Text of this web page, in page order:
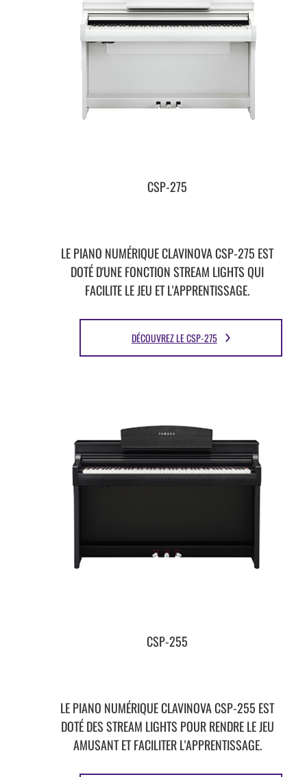
CSP-275
LE PIANO NUMÉRIQUE CLAVINOVA CSP-275 EST
DOTÉ D'UNE FONCTION STREAM LIGHTS QUI
FACILITE LE JEU ET L'APPRENTISSAGE.
DÉCOUVREZ LE CSP-275
CSP-255
LE PIANO NUMÉRIQUE CLAVINOVA CSP-255 EST
DOTÉ DES STREAM LIGHTS POUR RENDRE LE JEU
AMUSANT ET FACILITER L'APPRENTISSAGE.